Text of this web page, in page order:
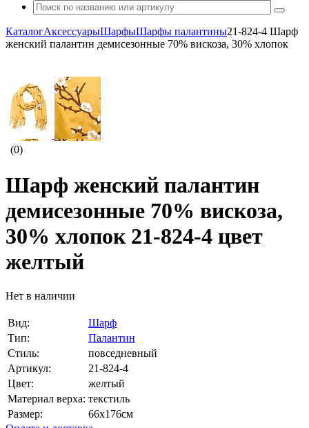
КаталогАксессуарыШарфыШарфы палантины21-824-4 Шарф
женский палантин демисезонные 70% вискоза, 30% хлопок
(0)
Шарф женский палантин
демисезонные 70% вискоза,
30% хлопок 21-824-4 цвет
желтый
Нет в наличии
Вид:
Шарф
Тип:
Палантин
Стиль:
повседневный
Артикул:
21-824-4
Цвет:
желтый
Материал верха: текстиль
Размер:
66х176см